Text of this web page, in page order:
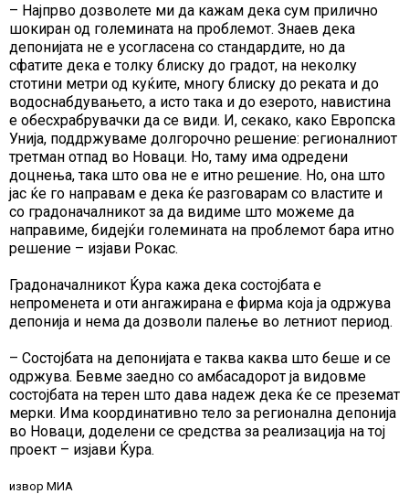
– Најпрво дозволете ми да кажам дека сум прилично
шокиран од големината на проблемот. Знаев дека
депонијата не е усогласена со стандардите, но да
сфатите дека е толку блиску до градот, на неколку
стотини метри од куќите, многу блиску до реката и до
водоснабдувањето, а исто така и до езерото, навистина
е обесхрабрувачки да се види. И, секако, како Европска
Унија, поддржуваме долгорочно решение: регионалниот
третман отпад во Новаци. Но, таму има одредени
доцнења, така што ова не е итно решение. Но, она што
јас ќе го направам е дека ќе разговарам со властите и
со градоначалникот за да видиме што можеме да
направиме, бидејќи големината на проблемот бара итно
решение – изјави Рокас.
Градоначалникот Ќура кажа дека состојбата е
непроменета и оти ангажирана е фирма која ја одржува
депонија и нема да дозволи палење во летниот период.
– Состојбата на депонијата е таква каква што беше и се
одржува. Бевме заедно со амбасадорот ја видовме
состојбата на терен што дава надеж дека ќе се преземат
мерки. Има координативно тело за регионална депонија
во Новаци, доделени се средства за реализација на тој
проект – изјави Ќура.
извор МИА